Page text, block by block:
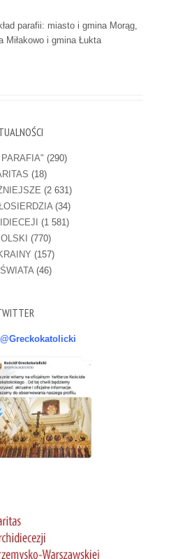
parafii: miasto i gmina Morąg,
Miłakowo i gmina Łukta
(290)
(18)
(2 631)
(34)
(1 581)
(770)
(157)
(46)